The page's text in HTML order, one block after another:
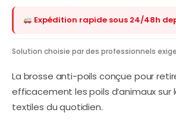
Expédition rapide sous 24/48h
Solution choisie par des professionnels
La brosse anti-poils conçue pour
efficacement les poils d’animaux sur
textiles du quotidien.